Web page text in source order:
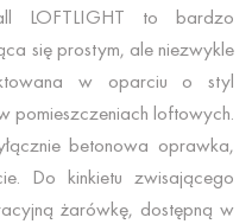
LOFTLIGHT to bardzo
się prostym, ale niezwykle
w oparciu o styl
pomieszczeniach loftowych.
betonowa oprawka,
Do kinkietu zwisającego
żarówkę, dostępną w